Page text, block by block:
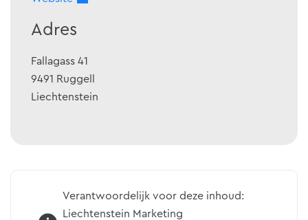
Adres
Fallagass 41
9491 Ruggell
Liechtenstein
Verantwoordelijk voor deze inhoud:
Liechtenstein Marketing